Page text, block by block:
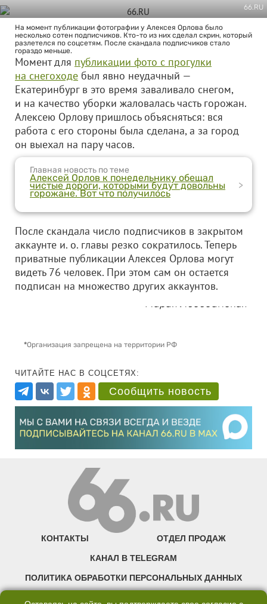
66.RU
На момент публикации фотографии у Алексея Орлова было
несколько сотен подписчиков. Кто-то из них сделал скрин, который
разлетелся по соцсетям. После скандала подписчиков стало
гораздо меньше.
Момент для публикации фото с прогулки
на снегоходе был явно неудачный —
Екатеринбург в это время заваливало снегом,
и на качество уборки жаловалась часть горожан.
Алексею Орлову пришлось объясняться: вся
работа с его стороны была сделана, а за город
он выехал на пару часов.
Главная новость по теме
Алексей Орлов к понедельнику обещал
чистые дороги, которыми будут довольны
горожане. Вот что получилось
>
После скандала число подписчиков в закрытом
аккаунте и. о. главы резко сократилось. Теперь
приватные публикации Алексея Орлова могут
видеть 76 человек. При этом сам он остается
подписан на множество других аккаунтов.
Мария Лебединская
*Организация запрещена на территории РФ
ЧИТАЙТЕ НАС В СОЦСЕТЯХ:
Сообщить новость
КОНТАКТЫ ОТДЕЛ ПРОДАЖ
КАНАЛ В TELEGRAM
ПОЛИТИКА ОБРАБОТКИ ПЕРСОНАЛЬНЫХ ДАННЫХ